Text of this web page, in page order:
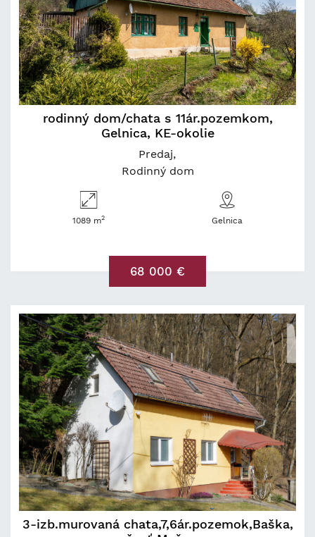
rodinný dom/chata s 11ár.pozemkom,
Gelnica, KE-okolie
Predaj
Rodinný dom
1089 m2 Gelnica
68 000 €
3-izb.murovaná chata,7,6ár.pozemok,Baška,